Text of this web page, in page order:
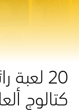
20 لعبة